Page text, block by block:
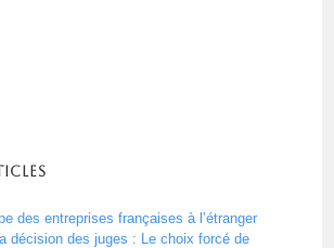
des entreprises françaises à l’étranger
décision des juges : Le choix forcé de